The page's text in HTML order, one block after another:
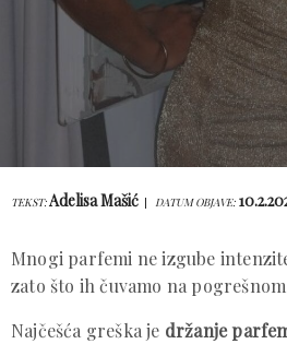
TEKST:Adelisa Mašić DATUM OBJAVE:
Mnogi parfemi ne izgube
zato što ih čuvamo na
Najčešća greška je držanje